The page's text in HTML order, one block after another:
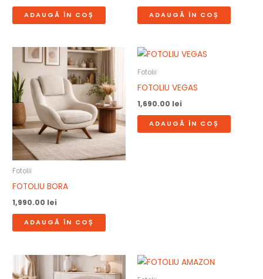
ADAUGĂ ÎN COȘ ADAUGĂ ÎN COȘ
Fotolii
FOTOLIU BORA
1,990.00 lei
ADAUGĂ ÎN COȘ
Fotolii
FOTOLIU VEGAS
1,690.00 lei
ADAUGĂ ÎN COȘ